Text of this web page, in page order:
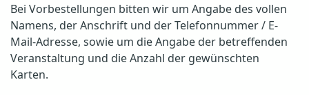
Bei Vorbestellungen bitten wir um Angabe des vollen
Namens, der Anschrift und der Telefonnummer / E-
Mail-Adresse, sowie um die Angabe der betreffenden
Veranstaltung und die Anzahl der gewünschten
Karten.